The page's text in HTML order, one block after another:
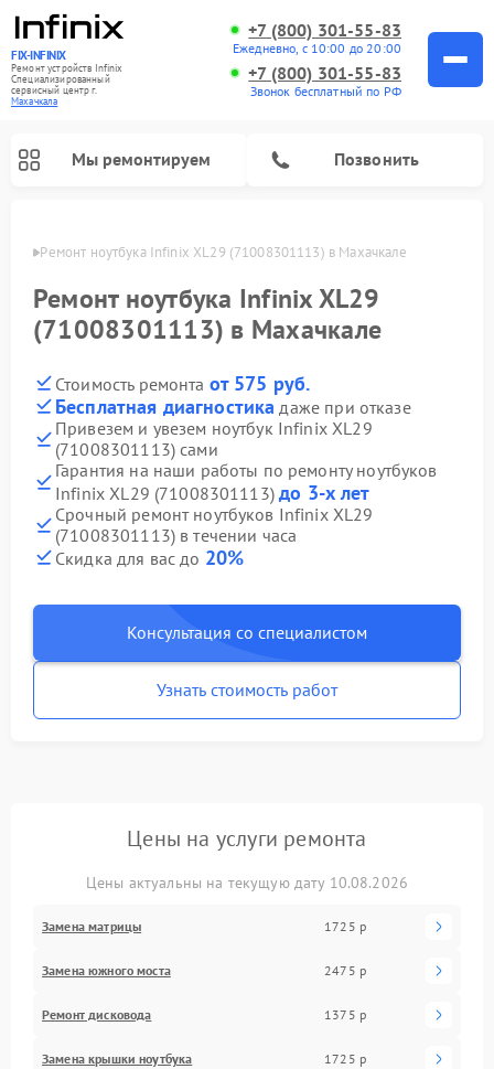
FIX-INFINIX
Ремонт устройств Infinix
Специализированный
cервисный центр г.
Махачкала
+7 (800) 301-55-83
Ежедневно, с 10:00 до 20:00
+7 (800) 301-55-83
Звонок бесплатный по РФ
Мы ремонтируем Позвонить
Ремонт ноутбука Infinix XL29 (71008301113) в Махачкале
Ремонт ноутбука Infinix XL29
(71008301113) в Махачкале
Стоимость ремонта от 575 руб.
Бесплатная диагностика даже при отказе
Привезем и увезем ноутбук Infinix XL29
(71008301113) сами
Гарантия на наши работы по ремонту ноутбуков
Infinix XL29 (71008301113)до 3-х лет
Срочный ремонт ноутбуков Infinix XL29
(71008301113) в течении часа
Скидка для вас до 20%
Консультация со специалистом
Узнать стоимость работ
Цены на услуги ремонта
Цены актуальны на текущую дату 10.08.2026
Замена матрицы 1725 р
Замена южного моста 2475 р
Ремонт дисковода 1375 р
Замена крышки ноутбука 1725 р